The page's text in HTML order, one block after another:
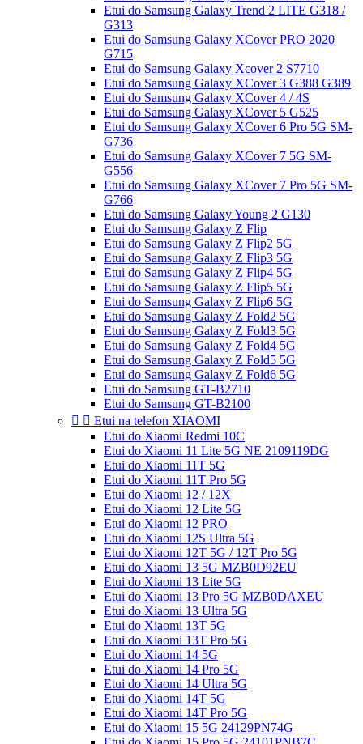
Etui do Samsung Galaxy Trend 2 LITE G318 /
G313
Etui do Samsung Galaxy XCover PRO 2020
G715
Etui do Samsung Galaxy Xcover 2 S7710
Etui do Samsung Galaxy XCover 3 G388 G389
Etui do Samsung Galaxy XCover 4 / 4S
Etui do Samsung Galaxy XCover 5 G525
Etui do Samsung Galaxy XCover 6 Pro 5G SM-
G736
Etui do Samsung Galaxy XCover 7 5G SM-
G556
Etui do Samsung Galaxy XCover 7 Pro 5G SM-
G766
Etui do Samsung Galaxy Young 2 G130
Etui do Samsung Galaxy Z Flip
Etui do Samsung Galaxy Z Flip2 5G
Etui do Samsung Galaxy Z Flip3 5G
Etui do Samsung Galaxy Z Flip4 5G
Etui do Samsung Galaxy Z Flip5 5G
Etui do Samsung Galaxy Z Flip6 5G
Etui do Samsung Galaxy Z Fold2 5G
Etui do Samsung Galaxy Z Fold3 5G
Etui do Samsung Galaxy Z Fold4 5G
Etui do Samsung Galaxy Z Fold5 5G
Etui do Samsung Galaxy Z Fold6 5G
Etui do Samsung GT-B2710
Etui do Samsung GT-B2100
  Etui na telefon XIAOMI
Etui do Xiaomi Redmi 10C
Etui do Xiaomi 11 Lite 5G NE 2109119DG
Etui do Xiaomi 11T 5G
Etui do Xiaomi 11T Pro 5G
Etui do Xiaomi 12 / 12X
Etui do Xiaomi 12 Lite 5G
Etui do Xiaomi 12 PRO
Etui do Xiaomi 12S Ultra 5G
Etui do Xiaomi 12T 5G / 12T Pro 5G
Etui do Xiaomi 13 5G MZB0D92EU
Etui do Xiaomi 13 Lite 5G
Etui do Xiaomi 13 Pro 5G MZB0DAXEU
Etui do Xiaomi 13 Ultra 5G
Etui do Xiaomi 13T 5G
Etui do Xiaomi 13T Pro 5G
Etui do Xiaomi 14 5G
Etui do Xiaomi 14 Pro 5G
Etui do Xiaomi 14 Ultra 5G
Etui do Xiaomi 14T 5G
Etui do Xiaomi 14T Pro 5G
Etui do Xiaomi 15 5G 24129PN74G